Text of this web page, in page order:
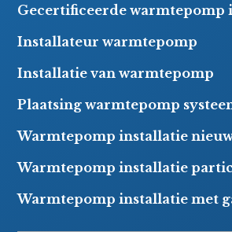
Gecertificeerde warmtepomp
Installateur warmtepomp
Installatie van warmtepomp
Plaatsing warmtepomp
Warmtepomp installatie
Warmtepomp installatie
Warmtepomp installatie met